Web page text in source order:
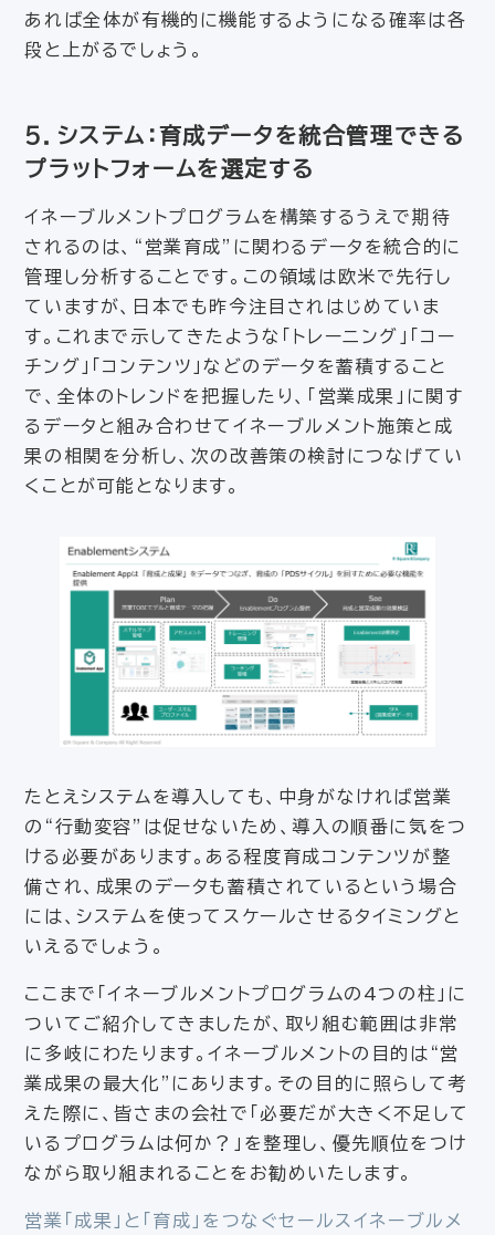
あれば全体が有機的に機能するようになる確率は各
段と上がるでしょう。
５．システム：育成データを統合管理できる
プラットフォームを選定する
イネーブルメントプログラムを構築するうえで期待
されるのは、“営業育成”に関わるデータを統合的に
管理し分析することです。この領域は欧米で先行し
ていますが、日本でも昨今注目されはじめていま
す。これまで示してきたような「トレーニング」「コー
チング」「コンテンツ」などのデータを蓄積すること
で、全体のトレンドを把握したり、「営業成果」に関す
るデータと組み合わせてイネーブルメント施策と成
果の相関を分析し、次の改善策の検討につなげてい
くことが可能となります。
たとえシステムを導入しても、中身がなければ営業
の“行動変容”は促せないため、導入の順番に気をつ
ける必要があります。ある程度育成コンテンツが整
備され、成果のデータも蓄積されているという場合
には、システムを使ってスケールさせるタイミングと
いえるでしょう。
ここまで「イネーブルメントプログラムの4つの柱」に
ついてご紹介してきましたが、取り組む範囲は非常
に多岐にわたります。イネーブルメントの目的は“営
業成果の最大化”にあります。その目的に照らして考
えた際に、皆さまの会社で「必要だが大きく不足して
いるプログラムは何か？」を整理し、優先順位をつけ
ながら取り組まれることをお勧めいたします。
営業「成果」と「育成」をつなぐセールスイネーブルメ